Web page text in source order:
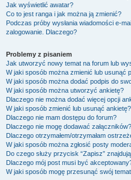
Jak wyświetlić awatar?
Co to jest ranga i jak można ją zmienić?
Podczas próby wysłania wiadomości e-
zalogowanie. Dlaczego?
Problemy z pisaniem
Jak utworzyć nowy temat na forum lub
W jaki sposób można zmienić lub usunąć
W jaki sposób można dodać podpis do
W jaki sposób można utworzyć ankietę?
Dlaczego nie można dodać więcej opcji
W jaki sposób zmienić lub usunąć ankietę?
Dlaczego nie mam dostępu do forum?
Dlaczego nie mogę dodawać załączników?
Dlaczego otrzymałem/otrzymałam
W jaki sposób można zgłosić posty
Do czego służy przycisk “Zapisz”
Dlaczego mój post musi być
W jaki sposób mogę przesunąć swój